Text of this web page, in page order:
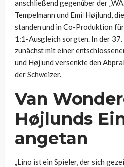
anschließend gegenüber der
Tempelmann und Emil Højlund,
standen und in Co-Produktion
1:1-Ausgleich sorgten. In der
zunächst mit einer
und Højlund versenkte den
der Schweizer.
Van
Højlunds
angetan
„Lino ist ein Spieler, der sich